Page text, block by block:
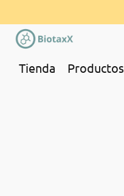
Tienda Productos